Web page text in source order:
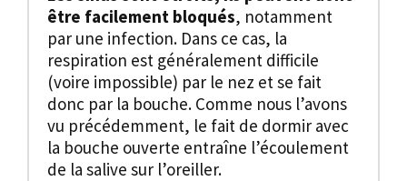
être facilement bloqués, notamment
par une infection. Dans ce cas, la
respiration est généralement difficile
(voire impossible) par le nez et se fait
donc par la bouche. Comme nous l’avons
vu précédemment, le fait de dormir avec
la bouche ouverte entraîne l’écoulement
de la salive sur l’oreiller.